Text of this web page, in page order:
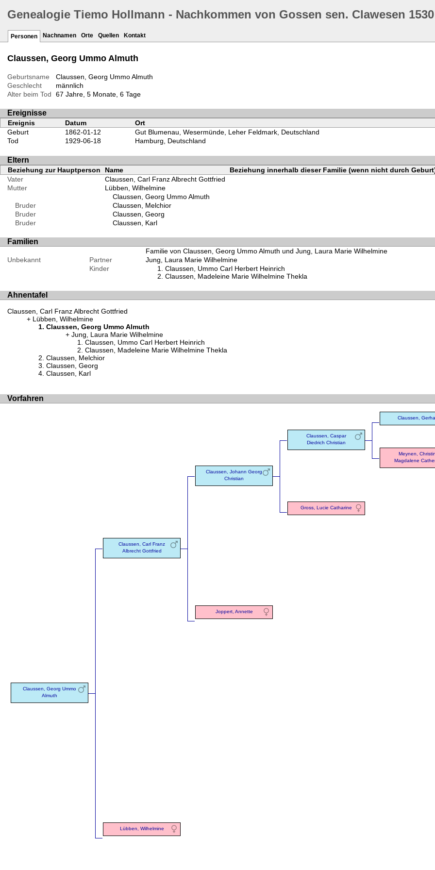
Genealogie Tiemo Hollmann - Nachkommen von Gossen sen. Clawesen 1530
Personen Nachnamen Orte Quellen Kontakt
Claussen, Georg Ummo Almuth
Geburtsname
Claussen, Georg Ummo Almuth
Geschlecht
männlich
Alter beim Tod
67 Jahre, 5 Monate, 6 Tage
Ereignisse
Ereignis Datum
Ort
Geburt
1862-01-12
Gut Blumenau, Wesermünde, Leher Feldmark, Deutschland
Tod
1929-06-18 Hamburg, Deutschland
Eltern
Beziehung zur Hauptperson Name
Beziehung innerhalb dieser Familie (wenn nicht durch
Vater
Claussen, Carl Franz Albrecht Gottfried
Mutter
Lübben, Wilhelmine
Claussen, Georg Ummo Almuth
Bruder
Claussen, Melchior
Bruder
Claussen, Georg
Bruder
Claussen, Karl
Familien
Familie von Claussen, Georg Ummo Almuth und Jung, Laura Marie Wilhelmine
Unbekannt
Partner
Jung, Laura Marie Wilhelmine
Kinder
Claussen, Ummo Carl Herbert Heinrich
Claussen, Madeleine Marie Wilhelmine Thekla
Ahnentafel
Claussen, Carl Franz Albrecht Gottfried
Lübben, Wilhelmine
Claussen, Georg Ummo Almuth
Jung, Laura Marie Wilhelmine
Claussen, Ummo Carl Herbert Heinrich
Claussen, Madeleine Marie Wilhelmine Thekla
Claussen, Melchior
Claussen, Georg
Claussen, Karl
Vorfahren
Claussen, Georg Ummo
Almuth
Claussen, Carl Franz
Albrecht Gottfried
Claussen, Johann Georg
Christian
Claussen, Caspar
Diedrich Christian
Claussen,
Meynen,
Magdalene
Gross, Lucie Catharine
Joppert, Annette
Lübben, Wilhelmine